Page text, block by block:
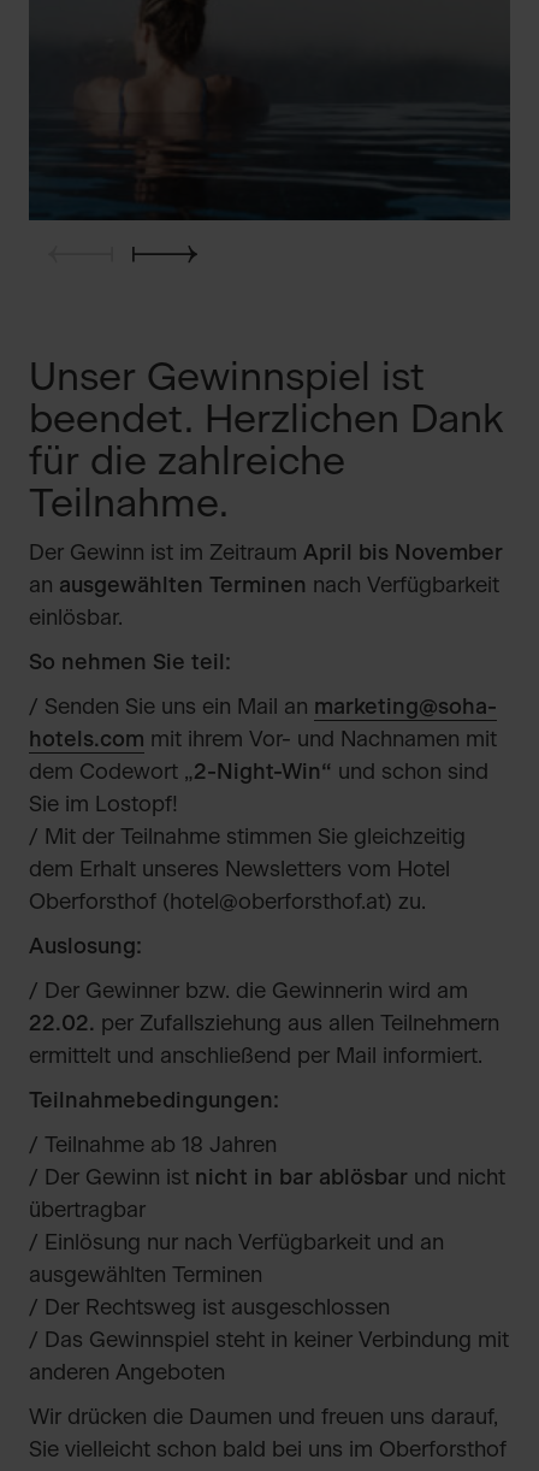
+43 6412 61 71
hotel@oberforsthof.at
Unser Gewinnspiel ist
beendet. Herzlichen Dank
für die zahlreiche
Teilnahme.
Der Gewinn ist im Zeitraum April bis November
an ausgewählten Terminen nach Verfügbarkeit
einlösbar.
So nehmen Sie teil:
/ Senden Sie uns ein Mail an marketing@soha-
hotels.com mit ihrem Vor- und Nachnamen mit
dem Codewort „2-Night-Win“ und schon sind
Sie im Lostopf!
/ Mit der Teilnahme stimmen Sie gleichzeitig
dem Erhalt unseres Newsletters vom Hotel
Oberforsthof ( hotel@oberforsthof.at) zu.
Auslosung:
/ Der Gewinner bzw. die Gewinnerin wird am
22.02. per Zufallsziehung aus allen Teilnehmern
ermittelt und anschließend per Mail informiert.
Teilnahmebedingungen:
/ Teilnahme ab 18 Jahren
/ Der Gewinn ist nicht in bar ablösbar und nicht
übertragbar
/ Einlösung nur nach Verfügbarkeit und an
ausgewählten Terminen
/ Der Rechtsweg ist ausgeschlossen
/ Das Gewinnspiel steht in keiner Verbindung mit
anderen Angeboten
Wir drücken die Daumen und freuen uns darauf,
Sie vielleicht schon bald bei uns im Oberforsthof